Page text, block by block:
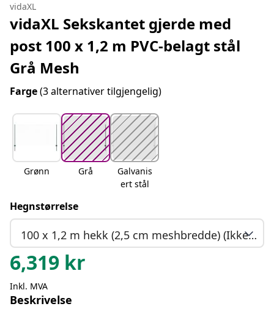
vidaXL
vidaXL Sekskantet gjerde med
post 100 x 1,2 m PVC-belagt stål
Grå Mesh
Farge(3 alternativer tilgjengelig)
Grønn Grå
Galvanis
ert stål
Hegnstørrelse
100 x 1,2 m hekk (2,5 cm meshbredde) (Ikke på lager)
6,319 kr
Inkl. MVA
Beskrivelse